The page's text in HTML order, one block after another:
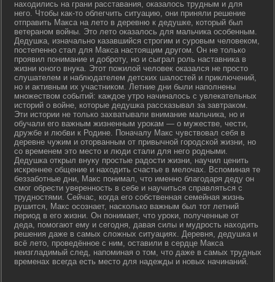
находились на грани расставания, оказалось трудным и для
него. Чтобы как-то облегчить ситуацию, они приняли решение
отправить Макса на лето в деревню к дедушке, который был
ветераном войны. Это лето оказалось для мальчика особенным.
Дедушка, изначально казавшийся строгим и суровым человеком,
постепенно стал для Макса настоящим другом. Он не только
проявил понимание и доброту, но и сыграл роль наставника в
жизни юного внука. Этот пожилой человек оказался не просто
слушателем и наблюдателем детских шалостей и приключений,
но и активным их участником. Летние дни были наполнены
множеством событий: каждое утро начиналось с увлекательных
историй о войне, которые дедушка рассказывал за завтраком.
Эти истории не только захватывали внимание мальчика, но и
обучали его важным жизненным урокам — о мужестве, чести,
дружбе и любви к Родине. Поначалу Макс чувствовал себя в
деревне чужим и оторванным от привычной городской жизни, но
со временем это место и люди стали для него родными.
Дедушка открыл внуку простые радости жизни, научил ценить
искреннее общение и находить счастье в мелочах. Вспоминая те
беззаботные дни, Макс понимал, что именно благодаря деду он
смог обрести уверенность в себе и научиться справляться с
трудностями. Сейчас, когда его собственная семейная жизнь
рушится, Макс осознает, насколько важным был тот летний
период в его жизни. Он понимает, что уроки, полученные от
деда, помогают ему и сегодня, давая силы и мудрость находить
решения даже в самых сложных ситуациях. Деревня, дедушка и
всё лето, проведённое с ним, оставили в сердце Макса
неизгладимый след, напоминая о том, что даже в самых трудных
временах всегда есть место для надежды и новых начинаний.